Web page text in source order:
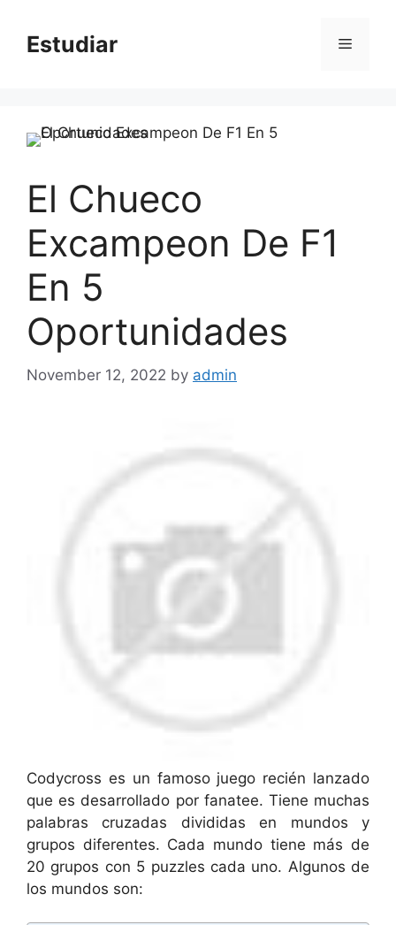
contentEstudiar Menu
El Chueco
Excampeon De F1
En 5
Oportunidades
November 12, 2022 by admin
Codycross es un famoso juego recién lanzado
que es desarrollado por fanatee. Tiene muchas
palabras cruzadas divididas en mundos y
grupos diferentes. Cada mundo tiene más de
20 grupos con 5 puzzles cada uno. Algunos de
los mundos son: